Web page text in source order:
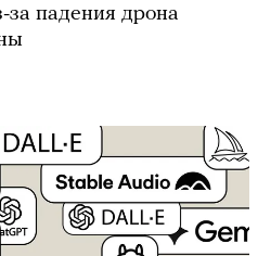
за падения дрона